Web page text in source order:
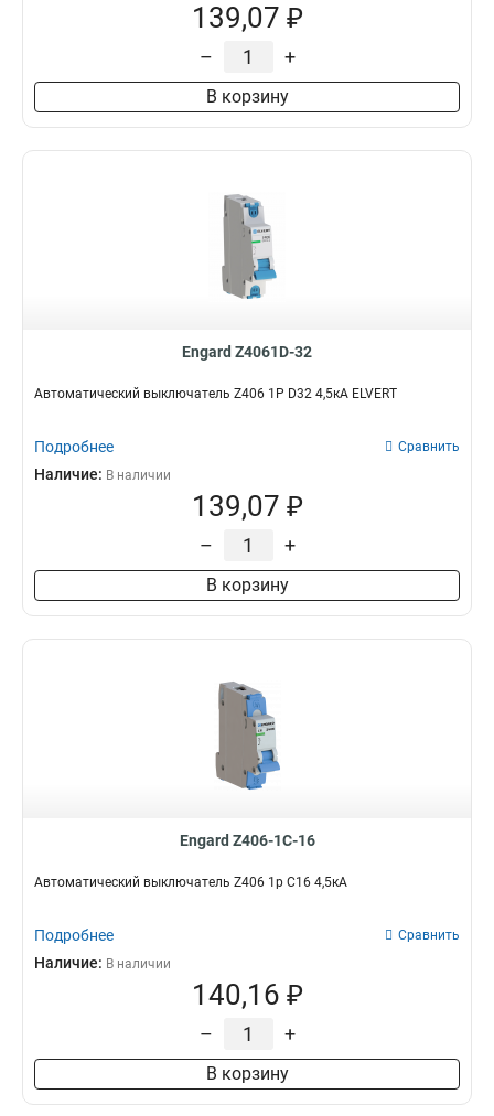
139,07 ₽
– +
В корзину
Engard Z4061D-32
Автоматический выключатель Z406 1Р D32 4,5кА ELVERT
Подробнее Сравнить
Наличие: В наличии
139,07 ₽
– +
В корзину
Engard Z406-1C-16
Автоматический выключатель Z406 1р C16 4,5кА
Подробнее Сравнить
Наличие: В наличии
140,16 ₽
– +
В корзину